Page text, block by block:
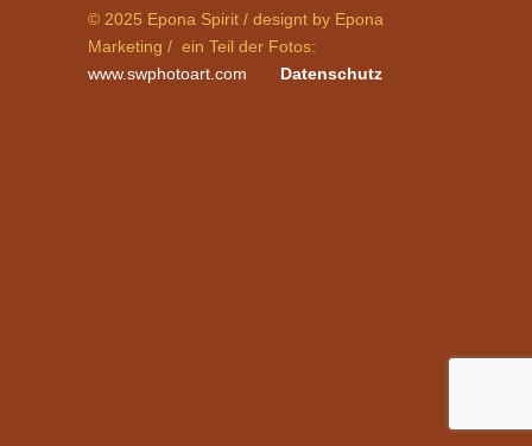
© 2025 Epona Spirit / designt by Epona
Marketing / ein Teil der Fotos:
www.swphotoart.com
Datenschutz